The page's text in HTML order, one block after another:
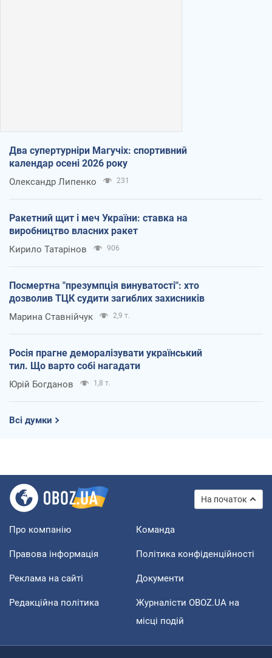
Два супертурніри Магучіх: спортивний
календар осені 2026 року
Олександр Липенко 231
Ракетний щит і меч України: ставка на
виробництво власних ракет
Кирило Татарінов 906
Посмертна "презумпція винуватості": хто
дозволив ТЦК судити загиблих захисників
Марина Ставнійчук 2,9 т.
Росія прагне деморалізувати український
тил. Що варто собі нагадати
Юрій Богданов 1,8 т.
Всі думки
На початок
Про компанію Команда
Правова інформація Політика конфіденційності
Реклама на сайті Документи
Редакційна політика
Журналісти OBOZ.UA на
місці подій